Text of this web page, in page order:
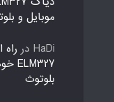
موبایل و
HaDi در
بلوتوث